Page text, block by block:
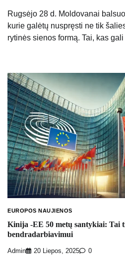
Rugsėjo 28 d. Moldovanai
kurie galėtų nuspręsti ne tik
rytinės sienos formą. Tai, kas
EUROPOS NAUJIENOS
Kinija -EE 50 metų santykiai: Tai
bendradarbiavimui
Admin 20 Liepos, 2025 0